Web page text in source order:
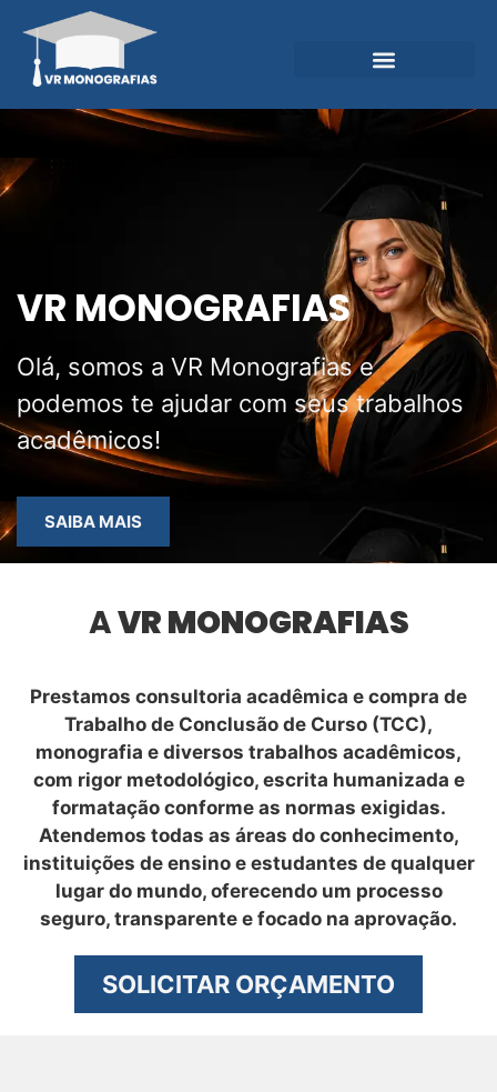
VR MONOGRAFIAS
Olá, somos a VR Monografias e
podemos te ajudar com seus trabalhos
acadêmicos!
SAIBA MAIS
AVR MONOGRAFIAS
Prestamos consultoria acadêmica e compra de
Trabalho de Conclusão de Curso (TCC),
monografia e diversos trabalhos acadêmicos,
com rigor metodológico, escrita humanizada e
formatação conforme as normas exigidas.
Atendemos todas as áreas do conhecimento,
instituições de ensino e estudantes de qualquer
lugar do mundo, oferecendo um processo
seguro, transparente e focado na aprovação.
SOLICITAR ORÇAMENTO